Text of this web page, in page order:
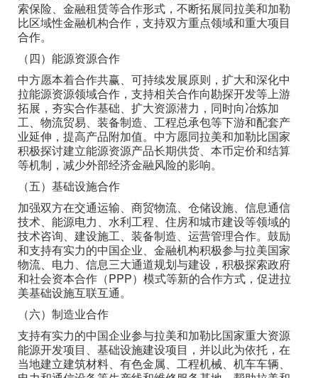
索保险、金融租赁等合作形式，不断拓展同拉美和加勒
比区域性金融机构合作，支持双方重点领域和重大项目
合作。
（四）能源资源合作
中方愿本着合作共赢、可持续发展原则，扩大和深化中
拉能源资源领域合作，支持相关合作向勘探开发等上游
拓展，夯实合作基础、扩大资源潜力，同时向冶炼加
工、物流贸易、装备制造、工程总承包等下游和配套产
业延伸，提高产品附加值。中方愿同拉美和加勒比国家
积极探讨建立能源资源产品长期供货、本币定价和结算
等机制，减少外部经济金融风险的影响。
（五）基础设施合作
加强双方在交通运输、商贸物流、仓储设施、信息通信
技术、能源电力、水利工程、住房和城市建设等领域的
技术咨询、建设施工、装备制造、运营管理合作。鼓励
和支持有实力的中国企业、金融机构积极参与拉美国家
物流、电力、信息三大通道规划与建设，积极探索政府
和社会资本合作（PPP）模式等新的合作方式，促进拉
美基础设施互联互通。
（六）制造业合作
支持有实力的中国企业参与拉美和加勒比国家重大资源
能源开发项目、基础设施建设项目，并以此为依托，在
当地建立建筑材料、有色金属、工程机械、机车车辆、